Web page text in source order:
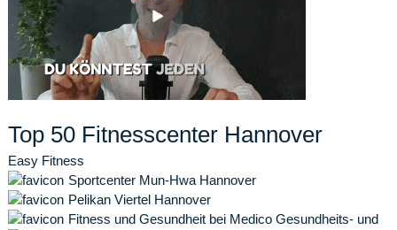
Top 50 Fitnesscenter Hannover
Easy Fitness
Sportcenter Mun-Hwa Hannover
Pelikan Viertel Hannover
Fitness und Gesundheit bei Medico Gesundheits- und